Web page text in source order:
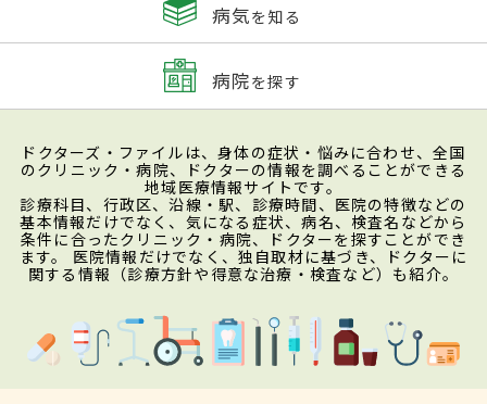
病気を知る
病院を探す
ドクターズ・ファイルは、身体の症状・悩みに合わせ、全国
のクリニック・病院、ドクターの情報を調べることができる
地域医療情報サイトです。
診療科目、行政区、沿線・駅、診療時間、医院の特徴などの
基本情報だけでなく、気になる症状、病名、検査名などから
条件に合ったクリニック・病院、ドクターを探すことができ
ます。 医院情報だけでなく、独自取材に基づき、ドクターに
関する情報（診療方針や得意な治療・検査など）も紹介。